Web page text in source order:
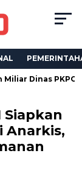
PKPCK
Siapkan
Anarkis,